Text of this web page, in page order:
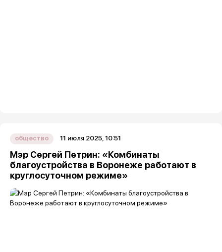
общество 11 июля 2025, 10:51
Мэр Сергей Петрин: «Комбинаты
благоустройства в Воронеже работают в
круглосуточном режиме»